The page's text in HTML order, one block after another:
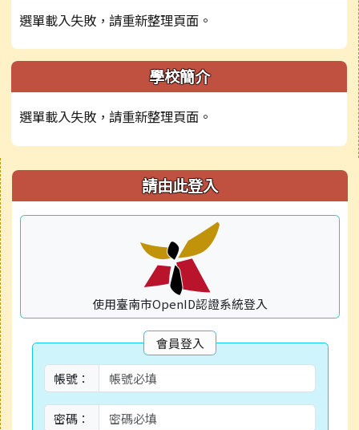
選單載入失敗，請重新整理頁面。
學校簡介
選單載入失敗，請重新整理頁面。
右邊區域內容 請由此登入
使用臺南市OpenID認證系統登入
會員登入
帳號：
密碼：